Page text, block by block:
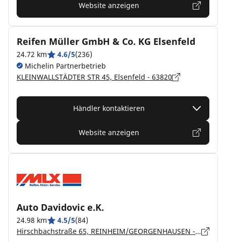
Website anzeigen
Reifen Müller GmbH & Co. KG Elsenfeld
24.72 km 4.6/5(236)
Michelin Partnerbetrieb
KLEINWALLSTÄDTER STR 45, Elsenfeld - 63820
Händler kontaktieren
Website anzeigen
Auto Davidovic e.K.
24.98 km 4.5/5(84)
Hirschbachstraße 65, REINHEIM/GEORGENHAUSEN - 64354